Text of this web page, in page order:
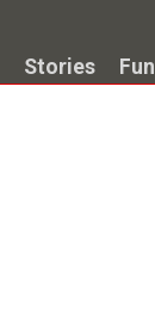
Stories Fun